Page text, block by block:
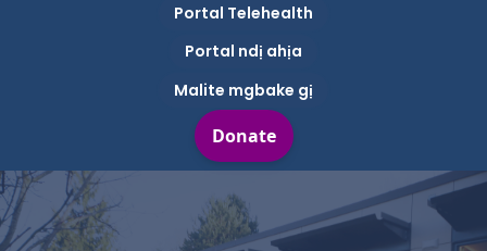
Portal Telehealth
Portal ndị ahịa
Malite mgbake gị